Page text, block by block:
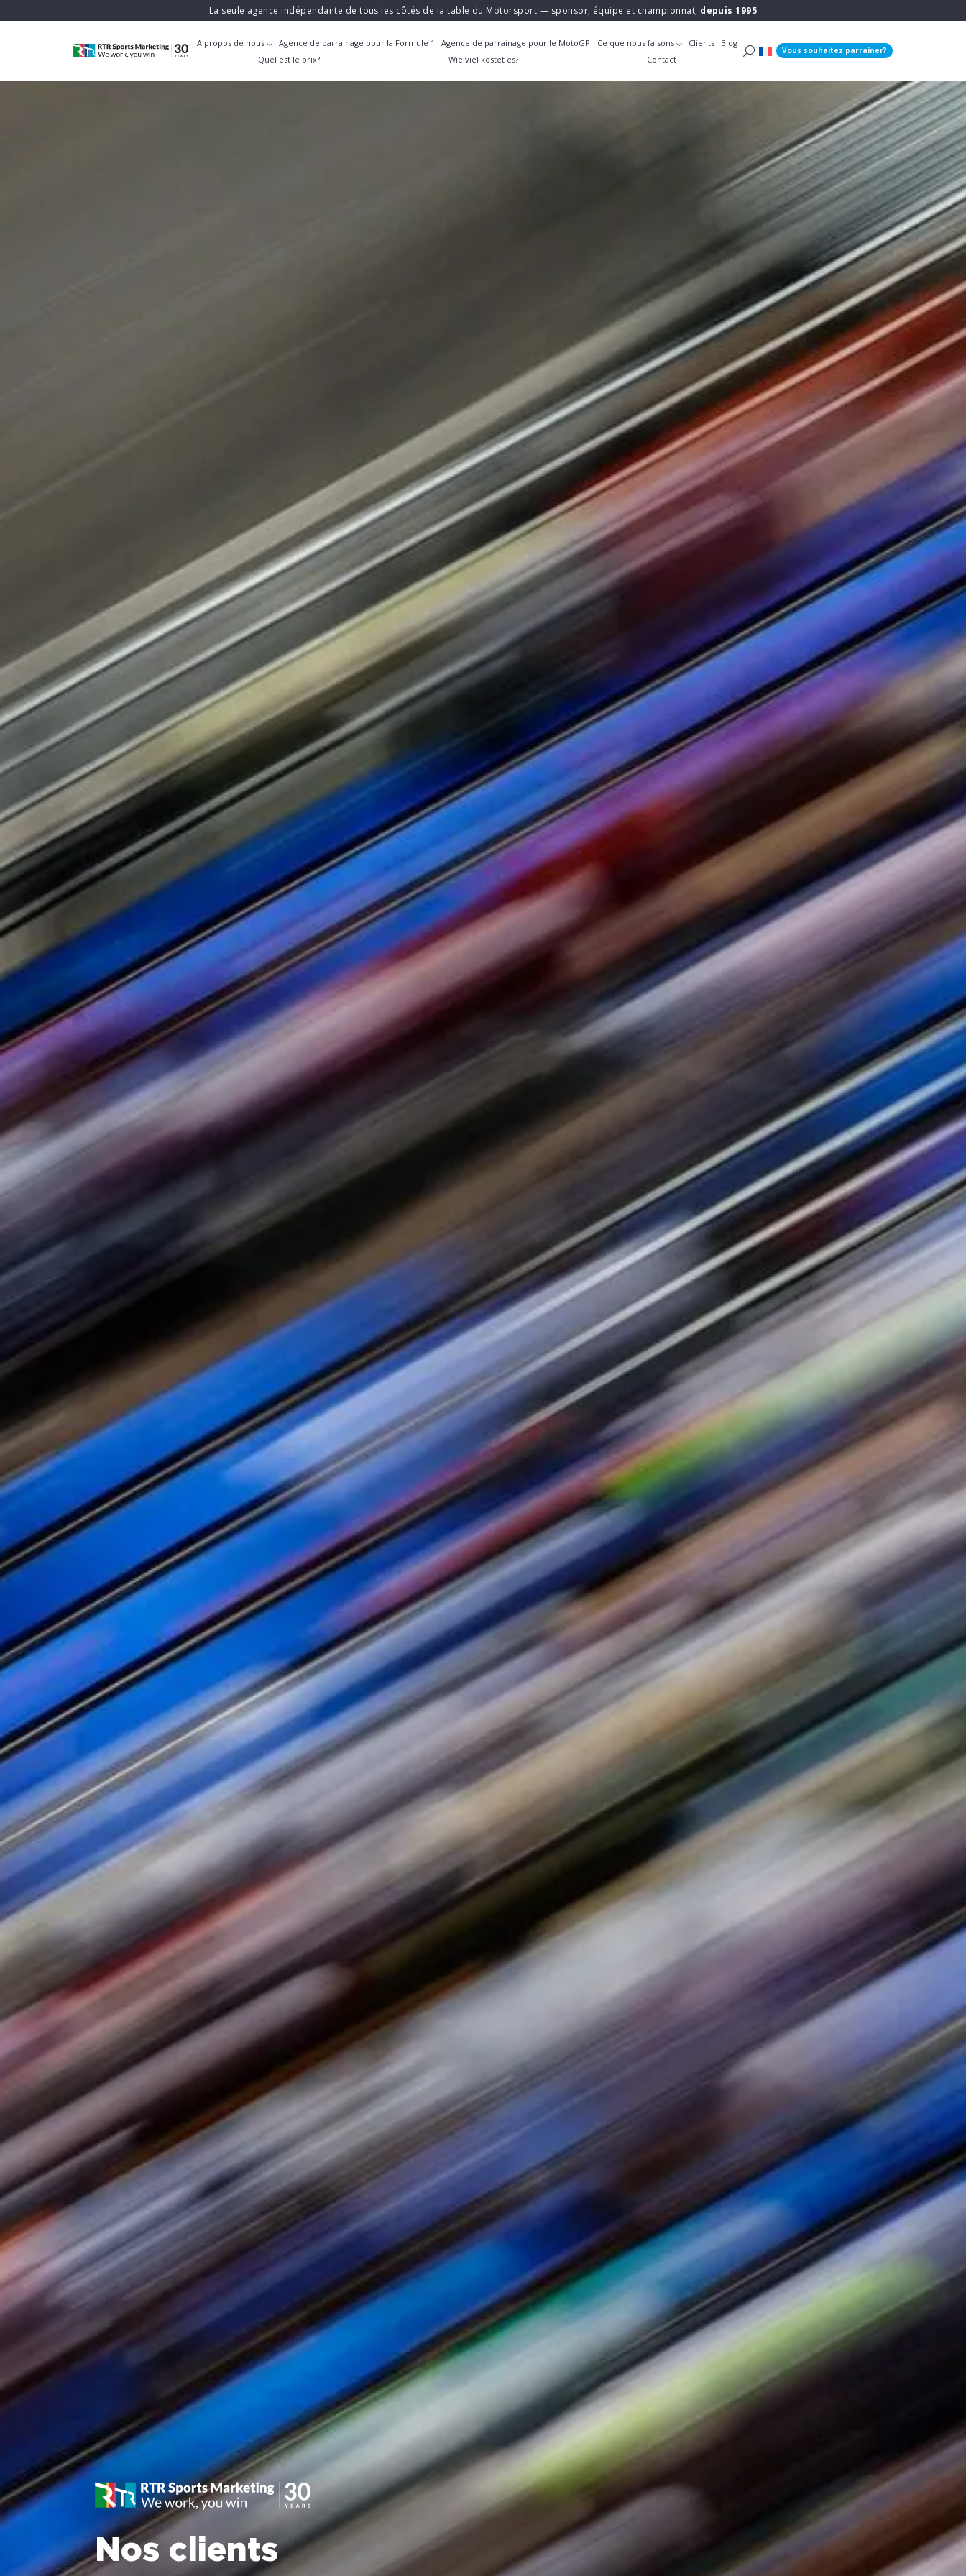
La seule agence indépendante de tous les côtés de la table du Motorsport — sponsor, équipe et championnat, depuis 1995
A propos de nous Agence de parrainage pour la Formule 1 Agence de parrainage pour le MotoGP Ce que nous faisons Clients
Blog
Quel est le prix?
Wie viel kostet es? Contact
Vous souhaitez parrainer?
Nos clients